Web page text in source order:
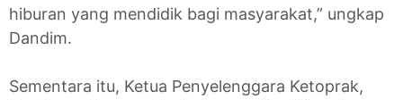
hiburan yang mendidik bagi masyarakat,” ungkap
Dandim.
Sementara itu, Ketua Penyelenggara Ketoprak,